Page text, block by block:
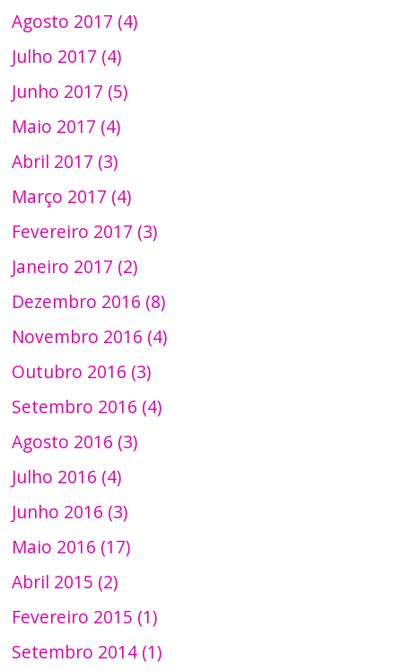
Agosto 2017 (4)
Julho 2017 (4)
Junho 2017 (5)
Maio 2017 (4)
Abril 2017 (3)
Março 2017 (4)
Fevereiro 2017 (3)
Janeiro 2017 (2)
Dezembro 2016 (8)
Novembro 2016 (4)
Outubro 2016 (3)
Setembro 2016 (4)
Agosto 2016 (3)
Julho 2016 (4)
Junho 2016 (3)
Maio 2016 (17)
Abril 2015 (2)
Fevereiro 2015 (1)
Setembro 2014 (1)